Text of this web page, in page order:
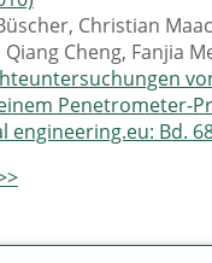
Christian
Qiang Cheng, Fanjia
Penetrometer-
engineering.eu: Bd.